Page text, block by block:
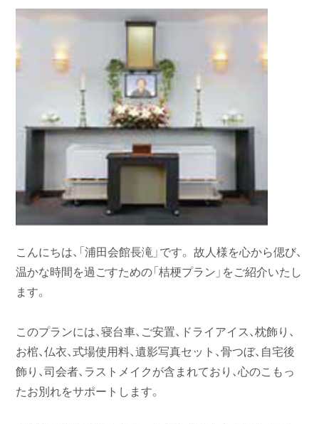
こんにちは、「浦田会館長滝」です。 故人様を心から偲び、
温かな時間を過ごすための「桔梗プラン」をご紹介いたし
ます。
このプランには、寝台車、ご安置、ドライアイス、枕飾り、
お棺、仏衣、式場使用料、遺影写真セット、骨つぼ、自宅後
飾り、司会者、ラストメイクが含まれており、心のこもっ
たお別れをサポートします。